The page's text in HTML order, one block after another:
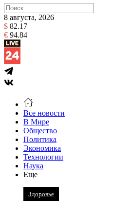
8 августа, 2026
$ 82.17
€ 94.84
Все новости
В Мире
Общество
Политика
Экономика
Технологии
Наука
Еще
Здоровье